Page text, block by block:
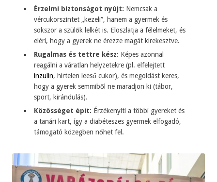
Érzelmi biztonságot nyújt: Nemcsak a
vércukorszintet „kezeli”, hanem a gyermek és
sokszor a szülők lelkét is. Eloszlatja a félelmeket, és
eléri, hogy a gyerek ne érezze magát kirekesztve.
Rugalmas és tettre kész: Képes azonnal
reagálni a váratlan helyzetekre (pl. elfelejtett
inzulin, hirtelen leeső cukor), és megoldást keres,
hogy a gyerek semmiből ne maradjon ki (tábor,
sport, kirándulás).
Közösséget épít: Érzékenyíti a többi gyereket és
a tanári kart, így a diabéteszes gyermek elfogadó,
támogató közegben nőhet fel.